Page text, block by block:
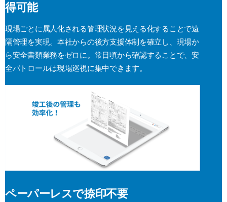
得可能
現場ごとに属人化される管理状況を見える化することで遠
隔管理を実現。本社からの後方支援体制を確立し、現場か
ら安全書類業務をゼロに。常日頃から確認することで、安
全パトロールは現場巡視に集中できます。
ペーパーレスで捺印不要